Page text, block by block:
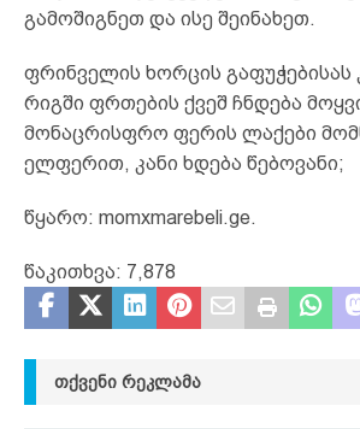
გამოშიგნეთ და ისე შეინახეთ.
ფრინველის ხორცის გაფუჭებისას
რიგში ფრთების ქვეშ ჩნდება
მონაცრისფრო ფერის ლაქები
ელფერით, კანი ხდება წებოვანი;
წყარო: momxmarebeli.ge.
წაკითხვა: 7,878
ᲗᲥᲕᲔᲜᲘ ᲠᲔᲙᲚᲐᲛᲐ